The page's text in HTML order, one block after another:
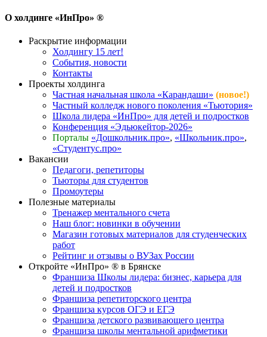
О холдинге «ИнПро» ®
Раскрытие информации
Холдингу 15 лет!
События, новости
Контакты
Проекты холдинга
Частная начальная школа «Карандаши» (новое!)
Частный колледж нового поколения «Тьютория»
Школа лидера «ИнПро» для детей и подростков
Конференция «Эдьюкейтор-2026»
Порталы «Дошкольник.про», «Школьник.про»,
«Студентус.про»
Вакансии
Педагоги, репетиторы
Тьюторы для студентов
Промоутеры
Полезные материалы
Тренажер ментального счета
Наш блог: новинки в обучении
Магазин готовых материалов для студенческих
работ
Рейтинг и отзывы о ВУЗах России
Откройте «ИнПро» ® в Брянске
Франшиза Школы лидера: бизнес, карьера для
детей и подростков
Франшиза репетиторского центра
Франшиза курсов ОГЭ и ЕГЭ
Франшиза детского развивающего центра
Франшиза школы ментальной арифметики